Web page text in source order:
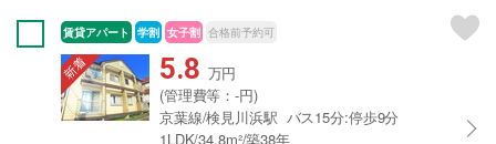
賃貸アパート 学割 女子割 合格前予約可
5.8 万円
(管理費等：-円)
京葉線/検見川浜駅 バス15分:停歩9分
1LDK/34.8m²/築38年